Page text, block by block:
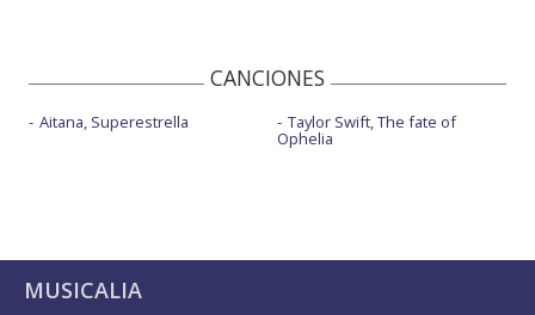
CANCIONES
Aitana, Superestrella Taylor Swift, The fate of
Ophelia
MUSICALIA